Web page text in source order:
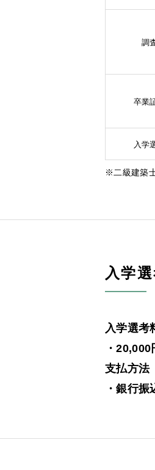
調
卒業
入学
※二級建築
入学
入学選考
・
支払方法
・銀行